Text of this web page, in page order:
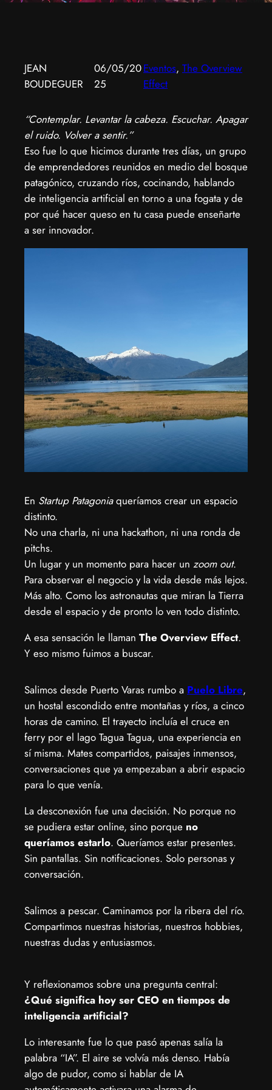
JEAN
BOUDEGUER
06/05/20
25
Eventos, The Overview
Effect
“Contemplar. Levantar la cabeza. Escuchar. Apagar
el ruido. Volver a sentir.”
Eso fue lo que hicimos durante tres días, un grupo
de emprendedores reunidos en medio del bosque
patagónico, cruzando ríos, cocinando, hablando
de inteligencia artificial en torno a una fogata y de
por qué hacer queso en tu casa puede enseñarte
a ser innovador.
En Startup Patagoniaqueríamos crear un espacio
distinto.
No una charla, ni una hackathon, ni una ronda de
pitchs.
Un lugar y un momento para hacer un zoom out.
Para observar el negocio y la vida desde más lejos.
Más alto. Como los astronautas que miran la Tierra
desde el espacio y de pronto lo ven todo distinto.
A esa sensación le llaman The Overview Effect.
Y eso mismo fuimos a buscar.
Salimos desde Puerto Varas rumbo a Puelo Libre,
un hostal escondido entre montañas y ríos, a cinco
horas de camino. El trayecto incluía el cruce en
ferry por el lago Tagua Tagua, una experiencia en
sí misma. Mates compartidos, paisajes inmensos,
conversaciones que ya empezaban a abrir espacio
para lo que venía.
La desconexión fue una decisión. No porque no
se pudiera estar online, sino porque no
queríamos estarlo. Queríamos estar presentes.
Sin pantallas. Sin notificaciones. Solo personas y
conversación.
Salimos a pescar. Caminamos por la ribera del río.
Compartimos nuestras historias, nuestros hobbies,
nuestras dudas y entusiasmos.
Y reflexionamos sobre una pregunta central:
¿Qué significa hoy ser CEO en tiempos de
inteligencia artificial?
Lo interesante fue lo que pasó apenas salía la
palabra “IA”. El aire se volvía más denso. Había
algo de pudor, como si hablar de IA